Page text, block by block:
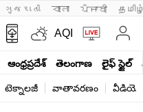
ગુજરાતી বাংলা ਪੰਜਾਬੀ
AQI
ఆంధ్రప్రదేశ్ తెలంగాణ లైఫ్ స్టైల్
టెక్నాలజీ వాతావరణం